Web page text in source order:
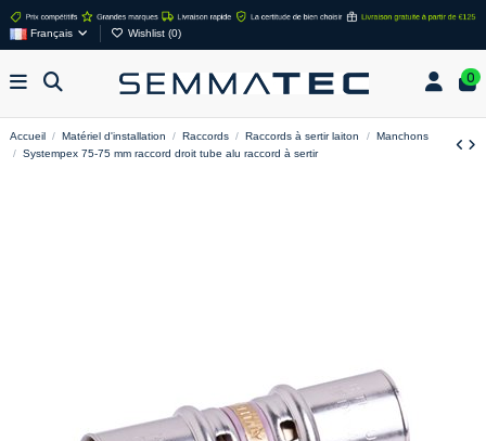
Français Wishlist (0)
0
Accueil Matériel d'installation Raccords Raccords à sertir laiton
Manchons
Systempex 75-75 mm raccord droit tube alu raccord à sertir